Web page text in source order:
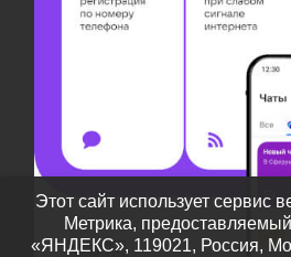
Этот сайт использует сервис
Метрика,
«ЯНДЕКС», 119021, Россия,